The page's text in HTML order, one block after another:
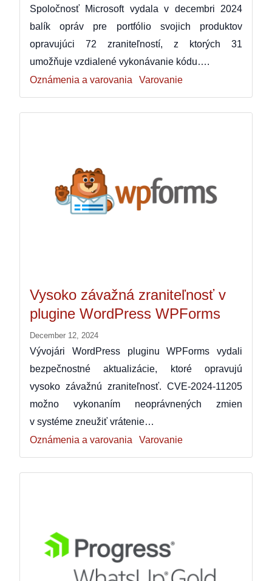
Spoločnosť Microsoft vydala v decembri 2024
balík opráv pre portfólio svojich produktov
opravujúci 72 zraniteľností, z ktorých 31
umožňuje vzdialené vykonávanie kódu….
Oznámenia a varovania
Varovanie
Vysoko závažná zraniteľnosť v
plugine WordPress WPForms
December 12, 2024
Vývojári WordPress pluginu WPForms vydali
bezpečnostné aktualizácie, ktoré opravujú
vysoko závažnú zraniteľnosť. CVE-2024-11205
možno vykonaním neoprávnených zmien
v systéme zneužiť vrátenie…
Oznámenia a varovania
Varovanie